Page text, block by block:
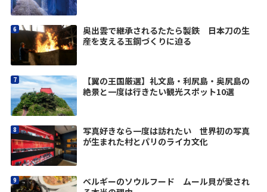
奥出雲で継承されるたたら製鉄 日本刀の生
産を支える玉鋼づくりに迫る
【翼の王国厳選】礼文島・利尻島・奥尻島の
絶景と一度は行きたい観光スポット10選
写真好きなら一度は訪れたい 世界初の写真
が生まれた村とパリのライカ文化
ベルギーのソウルフード ムール貝が愛され